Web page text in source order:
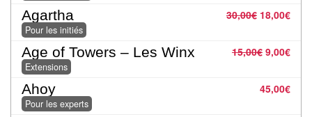
abstraits
Extensions
Casse-
têtes
30,00€ 18,00€
Agartha
Pour les initiés
15,00€ 9,00€
Age of Towers – Les Winx
Extensions
45,00€
Ahoy
Pour les experts